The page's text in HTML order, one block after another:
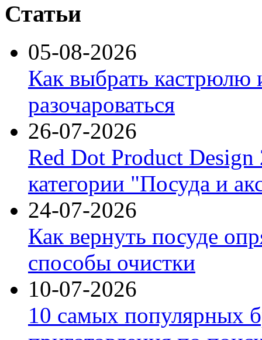
Статьи
05-08-2026
Как выбрать кастрюлю
разочароваться
26-07-2026
Red Dot Product Design
категории "Посуда и
24-07-2026
Как вернуть посуде
способы очистки
10-07-2026
10 самых популярных